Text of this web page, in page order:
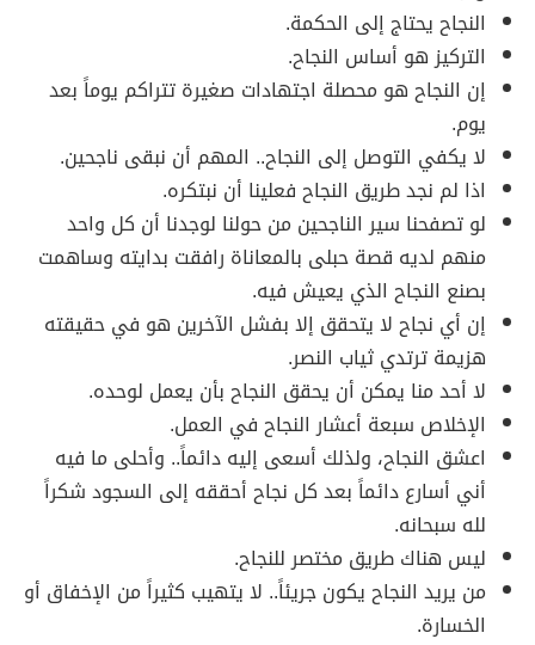
النجاح يحتاج إلى الحكمة.
التركيز هو أساس النجاح.
إن النجاح هو محصلة اجتهادات صغيرة تتراكم يوماً بعد
يوم.
لا يكفي التوصل إلى النجاح.. المهم أن نبقى ناجحين.
اذا لم نجد طريق النجاح فعلينا أن نبتكره.
لو تصفحنا سير الناجحين من حولنا لوجدنا أن كل واحد
منهم لديه قصة حبلى بالمعاناة رافقت بدايته وساهمت
بصنع النجاح الذي يعيش فيه.
إن أي نجاح لا يتحقق إلا بفشل الآخرين هو في حقيقته
هزيمة ترتدي ثياب النصر.
لا أحد منا يمكن أن يحقق النجاح بأن يعمل لوحده.
الإخلاص سبعة أعشار النجاح في العمل.
اعشق النجاح، ولذلك أسعى إليه دائماً.. وأحلى ما فيه
أني أسارع دائماً بعد كل نجاح أحققه إلى السجود شكراً
لله سبحانه.
ليس هناك طريق مختصر للنجاح.
من يريد النجاح يكون جريئاً.. لا يتهيب كثيراً من الإخفاق أو
الخسارة.